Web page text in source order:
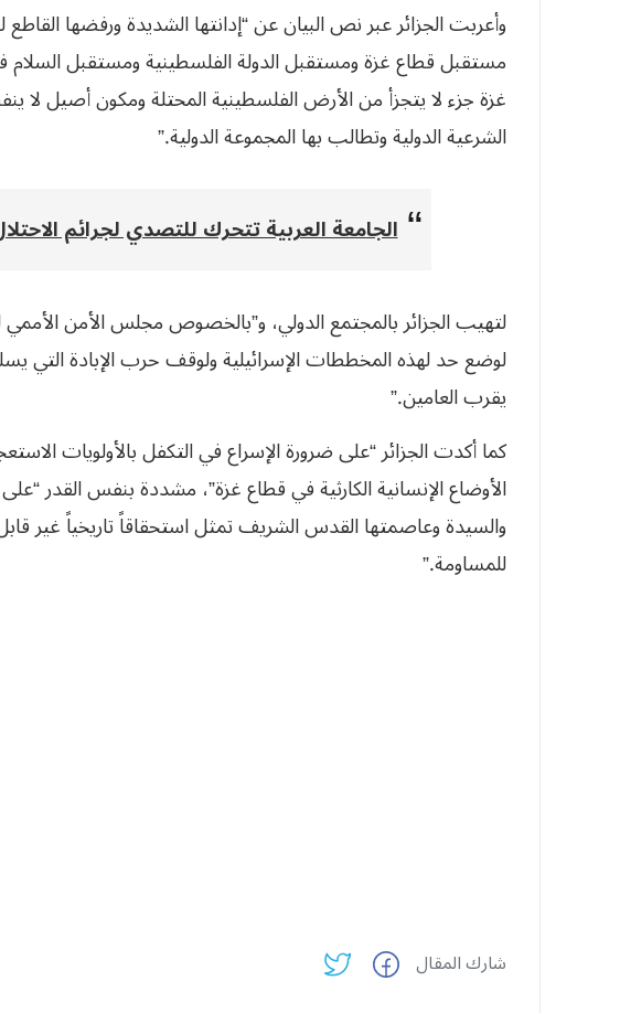
وأعربت الجزائر عبر نص البيان عن “إدانتها الشديدة ورفضها
مستقبل قطاع غزة ومستقبل الدولة الفلسطينية ومستقبل السلام
غزة جزء لا يتجزأ من الأرض الفلسطينية المحتلة ومكون أصيل لا
الشرعية الدولية وتطالب بها المجموعة الدولية.”
الجامعة العربية تتحرك للتصدي لجرائم
لتهيب الجزائر بالمجتمع الدولي، و”بالخصوص مجلس الأمن
لوضع حد لهذه المخططات الإسرائيلية ولوقف حرب الإبادة التي
يقرب العامين.”
كما أكدت الجزائر “على ضرورة الإسراع في التكفل بالأولويات
الأوضاع الإنسانية الكارثية في قطاع غزة”، مشددة بنفس القدر
والسيدة وعاصمتها القدس الشريف تمثل استحقاقاً تاريخياً غير
للمساومة.”
شارك المقال